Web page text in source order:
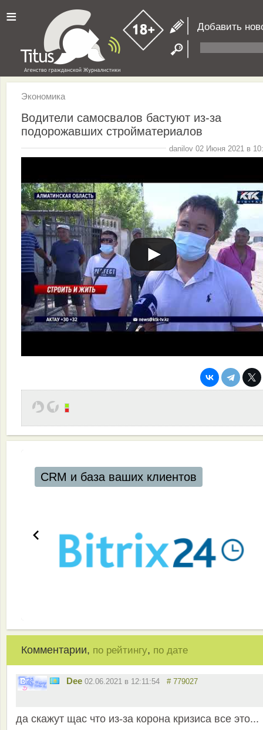
≡ Добавить
Экономика
Водители самосвалов бастуют из-за
подорожавших стройматериалов
danilov 02 Июня 2021 в
CRM и база ваших клиентов
Комментарии, по рейтингу, по дате
Dee 02.06.2021 в 12:11:54 # 779027
да скажут щас что из-за корона кризиса все это...